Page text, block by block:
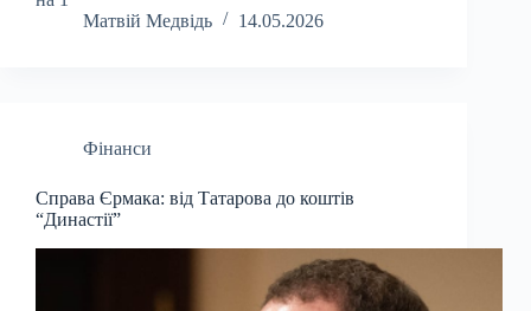
Матвій Медвідь
14.05.2026
Фінанси
Справа Єрмака: від Татарова до коштів
“Династії”